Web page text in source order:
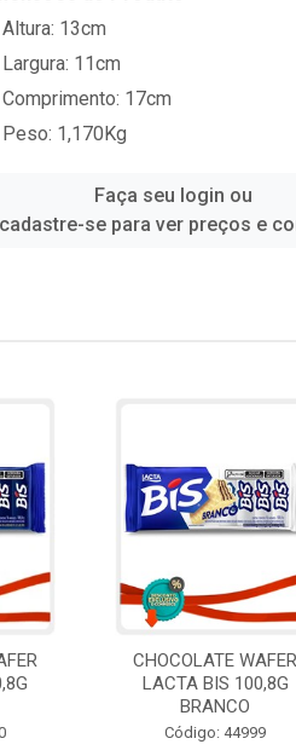
Altura: 13cm
Largura: 11cm
Comprimento: 17cm
Peso: 1,170Kg
Faça seu login ou
cadastre-se para ver preços e
CHOCOLATE WAFER
LACTA BIS 100,8G
BRANCO
Código: 44999